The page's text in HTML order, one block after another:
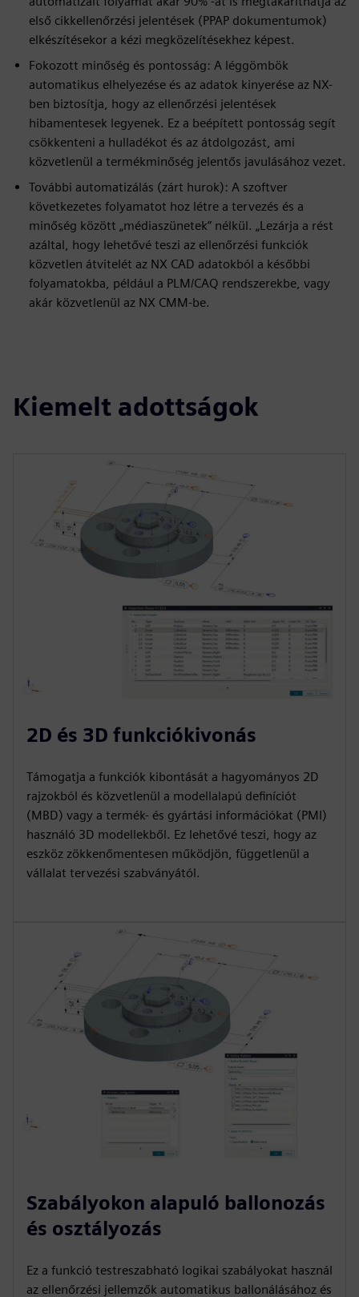
első cikkellenőrzési jelentések (PPAP dokumentumok)
elkészítésekor a kézi megközelítésekhez képest.
Fokozott minőség és pontosság: A léggömbök
automatikus elhelyezése és az adatok kinyerése az NX-
ben biztosítja, hogy az ellenőrzési jelentések
hibamentesek legyenek. Ez a beépített pontosság segít
csökkenteni a hulladékot és az átdolgozást, ami
közvetlenül a termékminőség jelentős javulásához vezet.
További automatizálás (zárt hurok): A szoftver
következetes folyamatot hoz létre a tervezés és a
minőség között „médiaszünetek” nélkül. „Lezárja a rést
azáltal, hogy lehetővé teszi az ellenőrzési funkciók
közvetlen átvitelét az NX CAD adatokból a későbbi
folyamatokba, például a PLM/CAQ rendszerekbe, vagy
akár közvetlenül az NX CMM-be.
Kiemelt adottságok
2D és 3D funkciókivonás
Támogatja a funkciók kibontását a hagyományos 2D
rajzokból és közvetlenül a modellalapú definíciót
(MBD) vagy a termék- és gyártási információkat (PMI)
használó 3D modellekből. Ez lehetővé teszi, hogy az
eszköz zökkenőmentesen működjön, függetlenül a
vállalat tervezési szabványától.
Szabályokon alapuló ballonozás
és osztályozás
Ez a funkció testreszabható logikai szabályokat használ
az ellenőrzési jellemzők automatikus ballonálásához és